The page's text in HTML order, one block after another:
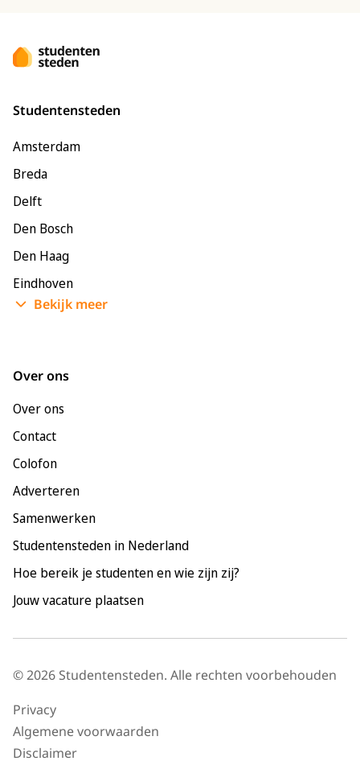
Studentensteden
Amsterdam
Breda
Delft
Den Bosch
Den Haag
Eindhoven
Enschede
Maastricht
Nijmegen
Rotterdam
Tilburg
Utrecht
Bekijk meer
Over ons
Over ons
Contact
Colofon
Adverteren
Samenwerken
Studentensteden in Nederland
Hoe bereik je studenten en wie zijn zij?
Jouw vacature plaatsen
© 2026 Studentensteden. Alle rechten voorbehouden
Privacy
Algemene voorwaarden
Disclaimer